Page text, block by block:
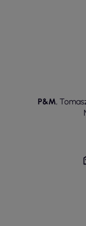
P&M,